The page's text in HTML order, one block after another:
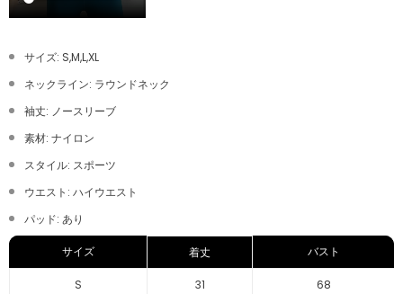
サイズ: S,M,L,XL
ネックライン: ラウンドネック
袖丈: ノースリーブ
素材: ナイロン
スタイル: スポーツ
ウエスト: ハイウエスト
パッド: あり
サイズ 着丈 バスト
S 31 68